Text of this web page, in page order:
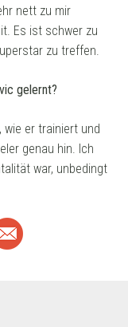
nett zu mir
Es ist schwer zu
zu treffen.
gelernt?
wie er trainiert und
genau hin. Ich
war, unbedingt